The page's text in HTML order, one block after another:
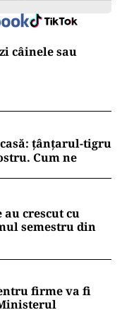
câinele sau
țânțarul-tigru
Cum ne
crescut cu
semestru din
firme va fi